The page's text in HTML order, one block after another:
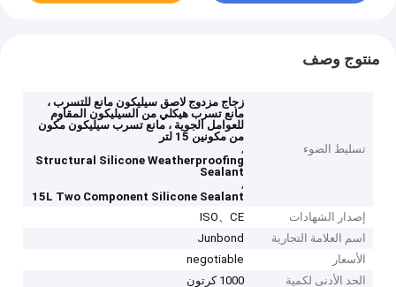
منتوج وصف
تسليط الضوء
زجاج مزدوج لاصق سيليكون مانع للتسرب ،
مانع تسرب هيكلي من السيليكون المقاوم
للعوامل الجوية ، مانع تسرب سيليكون مكون
من مكونين 15 لتر
,
Structural Silicone Weatherproofing
Sealant
,
15L Two Component Silicone Sealant
إصدار الشهادات
ISO、CE
اسم العلامة التجارية
Junbond
الأسعار
negotiable
الحد الأدنى لكمية
1000 كرتون